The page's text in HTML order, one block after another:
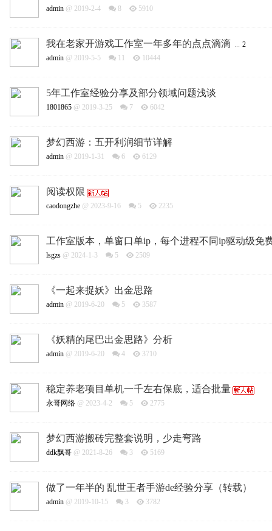
admin @ 2019-2-4 8 5910
我在老家开游戏工作室一年多年的点点滴滴 ... 2
admin @ 2019-5-5 11 10444
5年工作室经验分享及部分领域问题浅谈
1801865 @ 2019-3-25 7 6042
梦幻西游：五开利润细节详解
admin @ 2019-1-31 6 6129
阅读权限
caodongzhe @ 2023-9-16 5 2235
工作室版本，单窗口单ip，每个进程不同ip驱动级免
lsgzs @ 2024-1-3 5 2509
《一起来捉妖》出金思路
admin @ 2019-6-20 5 3587
《妖精的尾巴出金思路》分析
admin @ 2019-6-20 4 3710
稳定养老项目单机一千左右保底，适合批量
永哥网络 @ 2023-4-2 5 2775
梦幻西游搬砖完整套说明，少走弯路
ddk飘哥 @ 2021-8-26 3 5169
做了一年半的 乱世王者手游de经验分享（转载）
admin @ 2019-10-15 3 3782